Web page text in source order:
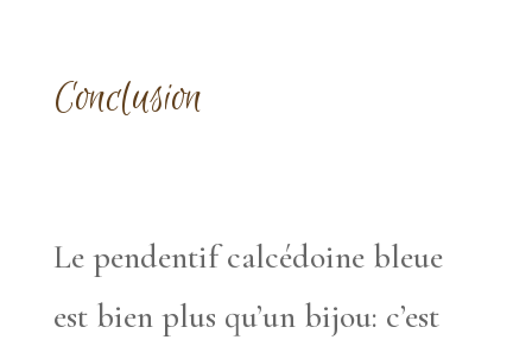
Conclusion
Le pendentif calcédoine bleue
est bien plus qu’un bijou: c’est